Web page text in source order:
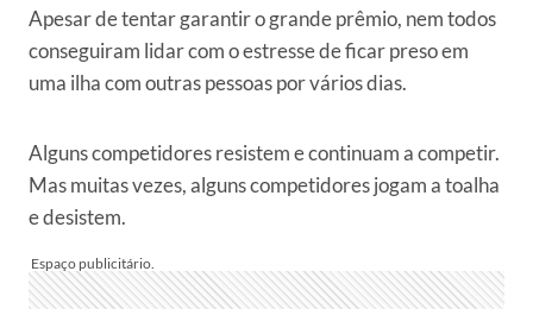
Apesar de tentar garantir o grande prêmio, nem todos
conseguiram lidar com o estresse de ficar preso em
uma ilha com outras pessoas por vários dias.
Alguns competidores resistem e continuam a competir.
Mas muitas vezes, alguns competidores jogam a toalha
e desistem.